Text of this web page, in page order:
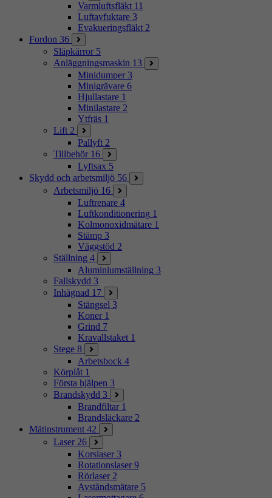
Varmluftsfläkt 11
Luftavfuktare 3
Evakueringsfläkt 2
Fordon 36
Släpkärror 5
Anläggningsmaskin 13
Minidumper 3
Minigrävare 6
Hjullastare 1
Minilastare 2
Ytfräs 1
Lift 2
Pallyft 2
Tillbehör 16
Lyftsax 5
Skydd och arbetsmiljö 56
Arbetsmiljö 16
Luftrenare 4
Luftkonditionering 1
Kolmonoxidmätare 1
Stämp 3
Väggstöd 2
Ställning 4
Aluminiumställning 3
Fallskydd 3
Inhägnad 17
Stängsel 3
Koner 1
Grind 7
Kravallstaket 1
Stege 8
Arbetsbock 4
Körplåt 1
Första hjälpen 3
Brandskydd 3
Brandfiltar 1
Brandsläckare 2
Mätinstrument 42
Laser 26
Korslaser 3
Rotationslaser 9
Rörlaser 2
Avståndsmätare 5